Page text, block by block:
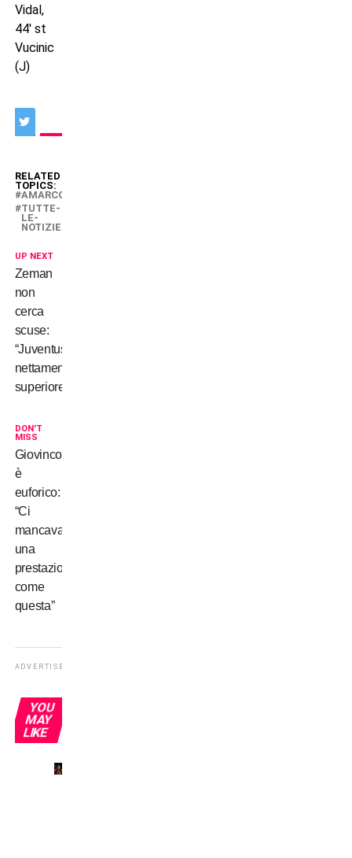
Vidal,
44′ st
Vucinic
(J)
RELATED
TOPICS:
AMARCORD
TUTTE-
LE-
NOTIZIE
UP NEXT
Zeman
non
cerca
scuse:
“Juventus
nettamente
superiore”
DON'T
MISS
Giovinco
è
euforico:
“Ci
mancava
una
prestazione
come
questa”
ADVERTISEMENT
YOU
MAY
LIKE